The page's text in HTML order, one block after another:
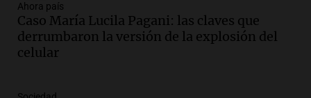
Audio.Luis Herrera
Actualidad
Audio.
Ahora país
Caso María Lucila Pagani: las claves que
derrumbaron la versión de la explosión del
celular